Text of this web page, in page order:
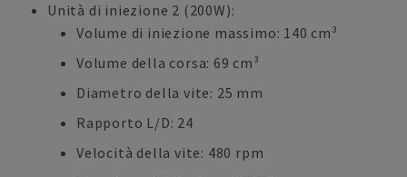
Unità di iniezione 2 (200W):
Volume di iniezione massimo: 140 cm³
Volume della corsa: 69 cm³
Diametro della vite: 25 mm
Rapporto L/D: 24
Velocità della vite: 480 rpm